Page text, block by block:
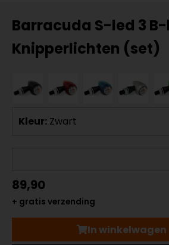
Barracuda S-led 3
Knipperlichten (set)
Kleur: Zwart
89,90
+ gratis verzending
In winkelwagen